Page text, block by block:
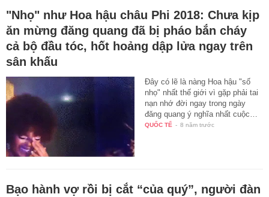
"Nhọ" như Hoa hậu châu Phi 2018: Chưa kịp
ăn mừng đăng quang đã bị pháo bắn cháy
cả bộ đầu tóc, hốt hoảng dập lửa ngay trên
sân khấu
Đây có lẽ là nàng Hoa hậu "số
nhọ" nhất thế giới vì gặp phải tai
nạn nhớ đời ngay trong ngày
đăng quang ý nghĩa nhất cuộc…
QUỐC TẾ - 8 năm trước
Bạo hành vợ rồi bị cắt “của quý”, người đàn